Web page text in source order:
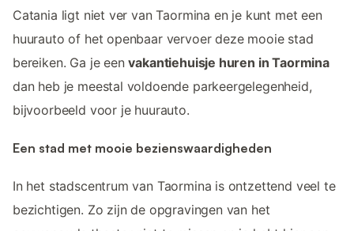
Catania ligt niet ver van Taormina en je kunt met een
huurauto of het openbaar vervoer deze mooie stad
bereiken. Ga je eenvakantiehuisje huren in Taormina
dan heb je meestal voldoende parkeergelegenheid,
bijvoorbeeld voor je huurauto.
Een stad met mooie bezienswaardigheden
In het stadscentrum van Taormina is ontzettend veel te
bezichtigen. Zo zijn de opgravingen van het